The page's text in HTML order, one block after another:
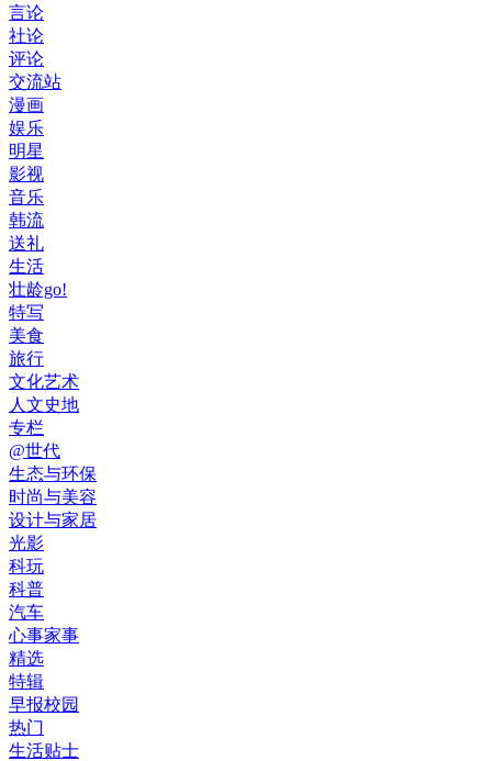
言论
社论
评论
交流站
漫画
娱乐
明星
影视
音乐
韩流
送礼
生活
壮龄go!
特写
美食
旅行
文化艺术
人文史地
专栏
@世代
生态与环保
时尚与美容
设计与家居
光影
科玩
科普
汽车
心事家事
精选
特辑
早报校园
热门
生活贴士